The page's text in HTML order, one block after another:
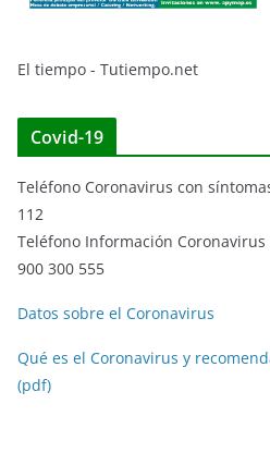
El tiempo - Tutiempo.net
Covid-19
Teléfono Coronavirus con
112
Teléfono Información Coronavirus
900 300 555
Datos sobre el Coronavirus
Qué es el Coronavirus y
(pdf)